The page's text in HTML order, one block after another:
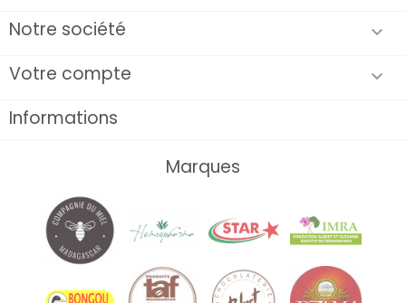
Notre société 
Votre compte 
Informations
Marques